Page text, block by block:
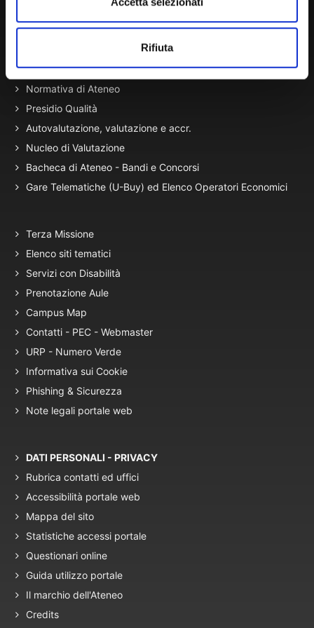
Rifiuta
Amministrazione Trasparente
Portale Amministrazione Trasparente (PAT in fase di
Atti di Notifica
Normativa di Ateneo
Presidio Qualità
Autovalutazione, valutazione e accr.
Nucleo di Valutazione
Bacheca di Ateneo - Bandi e Concorsi
Gare Telematiche (U-Buy) ed Elenco Operatori Economici
Terza Missione
Elenco siti tematici
Servizi con Disabilità
Prenotazione Aule
Campus Map
Contatti - PEC - Webmaster
URP - Numero Verde
Informativa sui Cookie
Phishing & Sicurezza
Note legali portale web
DATI PERSONALI - PRIVACY
Rubrica contatti ed uffici
Accessibilità portale web
Mappa del sito
Statistiche accessi portale
Questionari online
Guida utilizzo portale
Il marchio dell'Ateneo
Credits